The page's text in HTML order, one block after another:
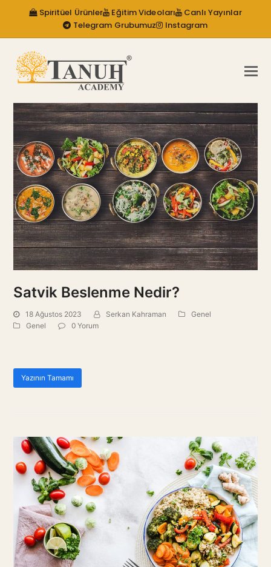
Spiritüel Ürünler Eğitim Videoları
Canlı Yayınlar
Telegram Grubumuz
Instagram
Satvik Beslenme Nedir?
18 Ağustos 2023 Serkan Kahraman
Genel
Genel
0 Yorum
Yazının Tamamı